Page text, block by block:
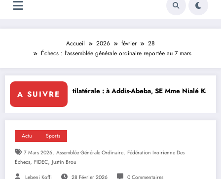
Accueil 2026 février
28
Échecs : l’assemblée générale ordinaire reportée au 7 mars
A SUIVRE
Addis-Abeba, SE Mme Nialé Kaba porte la voix de la Côte
𝐉𝐎𝐉 𝐃𝐀𝐊𝐀𝐑 𝟐𝟎𝟐𝟔 : 𝐋𝐄𝐒
Actu Sports
7 Mars 2026, Assemblée Générale Ordinaire, Fédération Ivoirienne Des
Échecs, FIDEC, Justin Brou
Lebeni Koffi 28 Février 2026 0 Commentaires